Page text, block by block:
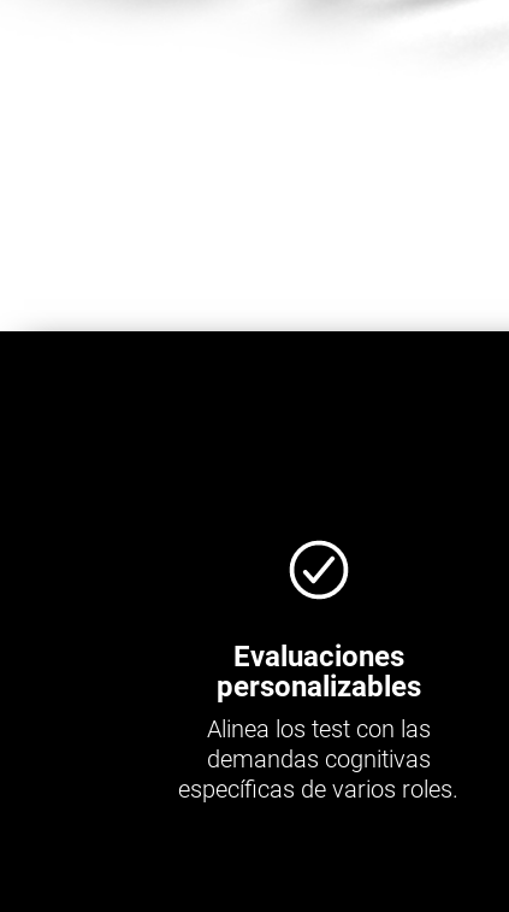
Evaluaciones
personalizables
Alinea los test con las
demandas cognitivas
específicas de varios roles.